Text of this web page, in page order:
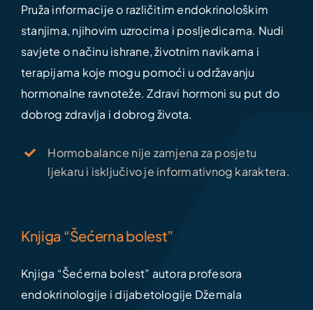
Pruža informacije o različitim endokrinološkim
stanjima, njihovim uzrocima i posljedicama. Nudi
savjete o načinu ishrane, životnim navikama i
terapijama koje mogu pomoći u održavanju
hormonalne ravnoteže. Zdravi hormoni su put do
dobrog zdravlja i dobrog života.
Hormobalance nije zamjena za posjetu
ljekaru i isključivo je informativnog karaktera.
Knjiga “Šećerna bolest”
Knjiga “Šećerna bolest” autora profesora
endokrinologije i dijabetologije Džemala